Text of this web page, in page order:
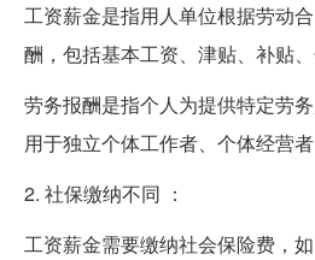
工资薪金是指用人单位根据劳动
酬，包括基本工资、津贴、补贴、
劳务报酬是指个人为提供特定劳
用于独立个体工作者、个体经营者
2. 社保缴纳不同 ：
工资薪金需要缴纳社会保险费，如